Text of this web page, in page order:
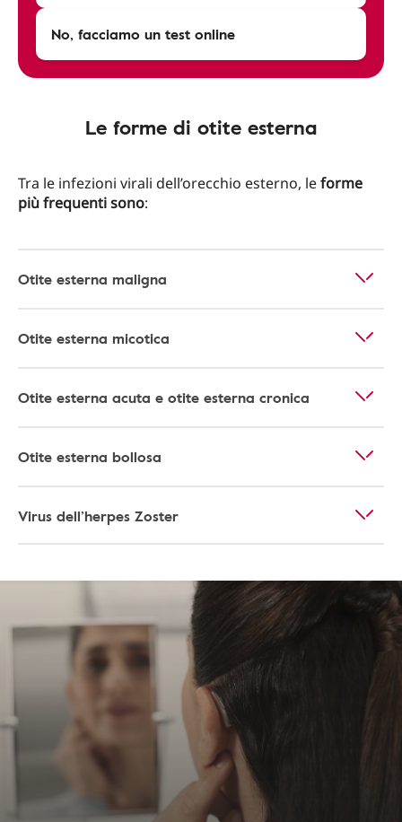
No, facciamo un test online
Le forme di otite esterna
Tra le infezioni virali dell’orecchio esterno, leforme
più frequenti sono:
Otite esterna maligna
Otite esterna micotica
Otite esterna acuta e otite esterna cronica
Otite esterna bollosa
Virus dell’herpes Zoster